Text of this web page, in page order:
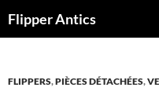
auFlipper Antics
FLIPPERS,PIÈCES DÉTACHÉES,